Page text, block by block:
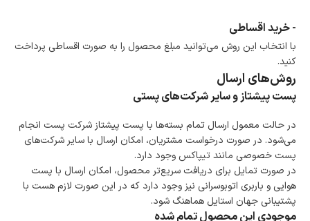
- خرید اقساطی
با انتخاب این روش می‌توانید مبلغ محصول را به صورت اقساطی پرداخت
کنید.
روش‌های ارسال
پست پیشتاز و سایر شرکت‌های پستی
در حالت معمول ارسال تمام بسته‌ها با پست پیشتاز شرکت پست انجام
می‌شود. در صورت درخواست مشتریان، امکان ارسال با سایر شرکت‌های
پست خصوصی مانند تیپاکس وجود دارد.
در صورت تمایل برای دریافت سریع‌تر محصول، امکان ارسال با پست
هوایی و باربری اتوبوسرانی نیز وجود دارد که در این صورت لازم هست با
پشتیبانی جهان استایل هماهنگ شود.
موجودی این محصول تمام شده